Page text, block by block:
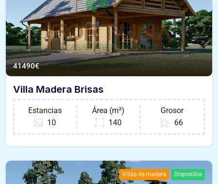
41490€
Villa Madera Brisas
Estancias
10
Área (m²)
140
Grosor
66
Villas de madera Disponible